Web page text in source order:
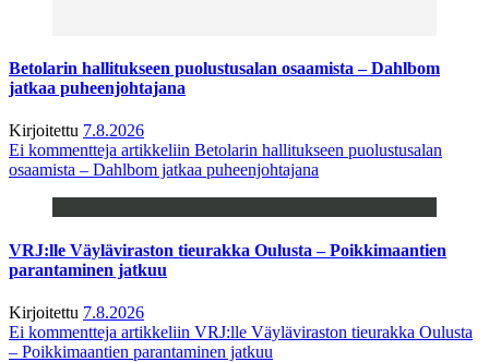
Betolarin hallitukseen puolustusalan osaamista – Dahlbom
jatkaa puheenjohtajana
Kirjoitettu 7.8.2026
Ei kommentteja artikkeliin Betolarin hallitukseen puolustusalan
osaamista – Dahlbom jatkaa puheenjohtajana
VRJ:lle Väyläviraston tieurakka Oulusta – Poikkimaantien
parantaminen jatkuu
Kirjoitettu 7.8.2026
Ei kommentteja artikkeliin VRJ:lle Väyläviraston tieurakka Oulusta
– Poikkimaantien parantaminen jatkuu